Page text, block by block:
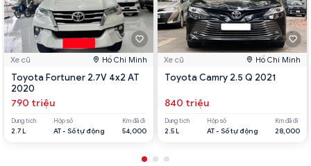
Xe cũ Hồ Chí Minh
Toyota Fortuner 2.7V 4x2 AT
2020
790 triệu
Dung tích
2.7 L
Hộp số
AT - Số tự động
Km đã đi
54,000
Xe cũ Hồ Chí Minh
Toyota Camry 2.5 Q 2021
840 triệu
Dung tích
2.5 L
Hộp số
AT - Số tự động
Km đã đi
28,000